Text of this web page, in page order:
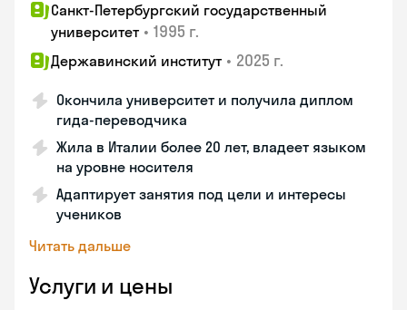
Санкт-Петербургский государственный
университет • 1995 г.
Державинский институт • 2025 г.
Окончила университет и получила диплом
гида-переводчика
Жила в Италии более 20 лет, владеет языком
на уровне носителя
Адаптирует занятия под цели и интересы
учеников
Читать дальше
Услуги и цены